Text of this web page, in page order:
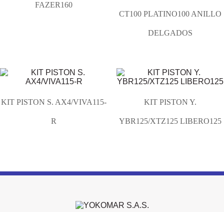
FAZER160
CT100 PLATINO100 ANILLO
DELGADOS
KIT PISTON S. AX4/VIVA115-
R
KIT PISTON Y.
YBR125/XTZ125 LIBERO125